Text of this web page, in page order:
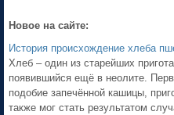
Новое на сайте:
История происхождение хлеба
Хлеб – один из старейших
появившийся ещё в неолите.
подобие запечённой кашицы,
также мог стать результатом